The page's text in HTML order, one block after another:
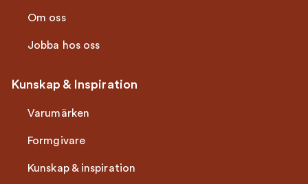
Om oss
Jobba hos oss
Kunskap & Inspiration
Varumärken
Formgivare
Kunskap & inspiration